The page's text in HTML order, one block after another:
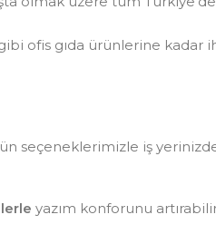
ofis gıda ürünlerine kadar
seçeneklerimizle iş
yazım konforunu